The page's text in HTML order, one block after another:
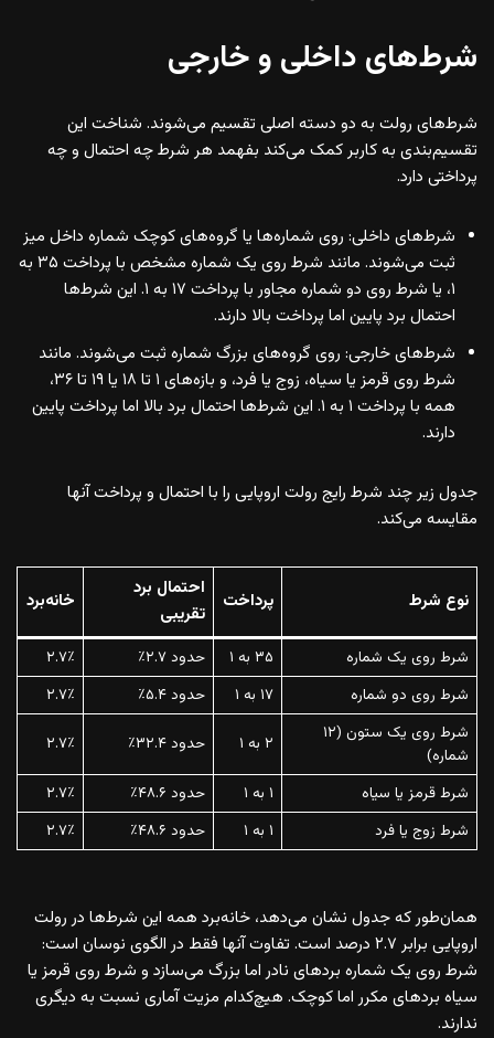
شرط‌های داخلی و خارجی
شرط‌های رولت به دو دسته اصلی تقسیم می‌شوند. شناخت این
تقسیم‌بندی به کاربر کمک می‌کند بفهمد هر شرط چه احتمال و چه
پرداختی دارد.
شرط‌های داخلی: روی شماره‌ها یا گروه‌های کوچک شماره داخل میز
ثبت می‌شوند. مانند شرط روی یک شماره مشخص با پرداخت ۳۵ به
۱، یا شرط روی دو شماره مجاور با پرداخت ۱۷ به ۱. این شرط‌ها
احتمال برد پایین اما پرداخت بالا دارند.
شرط‌های خارجی: روی گروه‌های بزرگ شماره ثبت می‌شوند. مانند
شرط روی قرمز یا سیاه، زوج یا فرد، و بازه‌های ۱ تا ۱۸ یا ۱۹ تا ۳۶،
همه با پرداخت ۱ به ۱. این شرط‌ها احتمال برد بالا اما پرداخت پایین
دارند.
جدول زیر چند شرط رایج رولت اروپایی را با احتمال و پرداخت آنها
مقایسه می‌کند.
نوع شرط پرداخت
احتمال برد
تقریبی
خانه‌برد
شرط روی یک شماره ۳۵ به ۱ حدود ۲.۷٪
۲.۷٪
شرط روی دو شماره
۱۷ به ۱ حدود ۵.۴٪
۲.۷٪
شرط روی یک ستون (۱۲
شماره)
۲ به ۱ حدود ۳۲.۴٪ ۲.۷٪
شرط قرمز یا سیاه ۱ به ۱ حدود ۴۸.۶٪
۲.۷٪
شرط زوج یا فرد
۱ به ۱ حدود ۴۸.۶٪ ۲.۷٪
همان‌طور که جدول نشان می‌دهد، خانه‌برد همه این شرط‌ها در رولت
اروپایی برابر ۲.۷ درصد است. تفاوت آنها فقط در الگوی نوسان است:
شرط روی یک شماره بردهای نادر اما بزرگ می‌سازد و شرط روی قرمز یا
سیاه بردهای مکرر اما کوچک. هیچ‌کدام مزیت آماری نسبت به دیگری
ندارند.